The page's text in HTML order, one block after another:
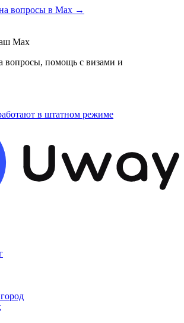
вопросы в Max →
Max
вопросы, помощь с визами и
в штатном режиме